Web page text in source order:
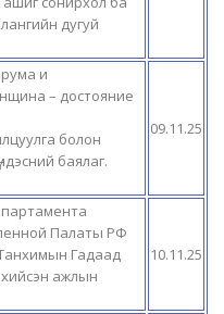
дугуй
и
– достояние
болон
баялаг.
09.11.25
Палаты РФ
Гадаад
ажлын
10.11.25